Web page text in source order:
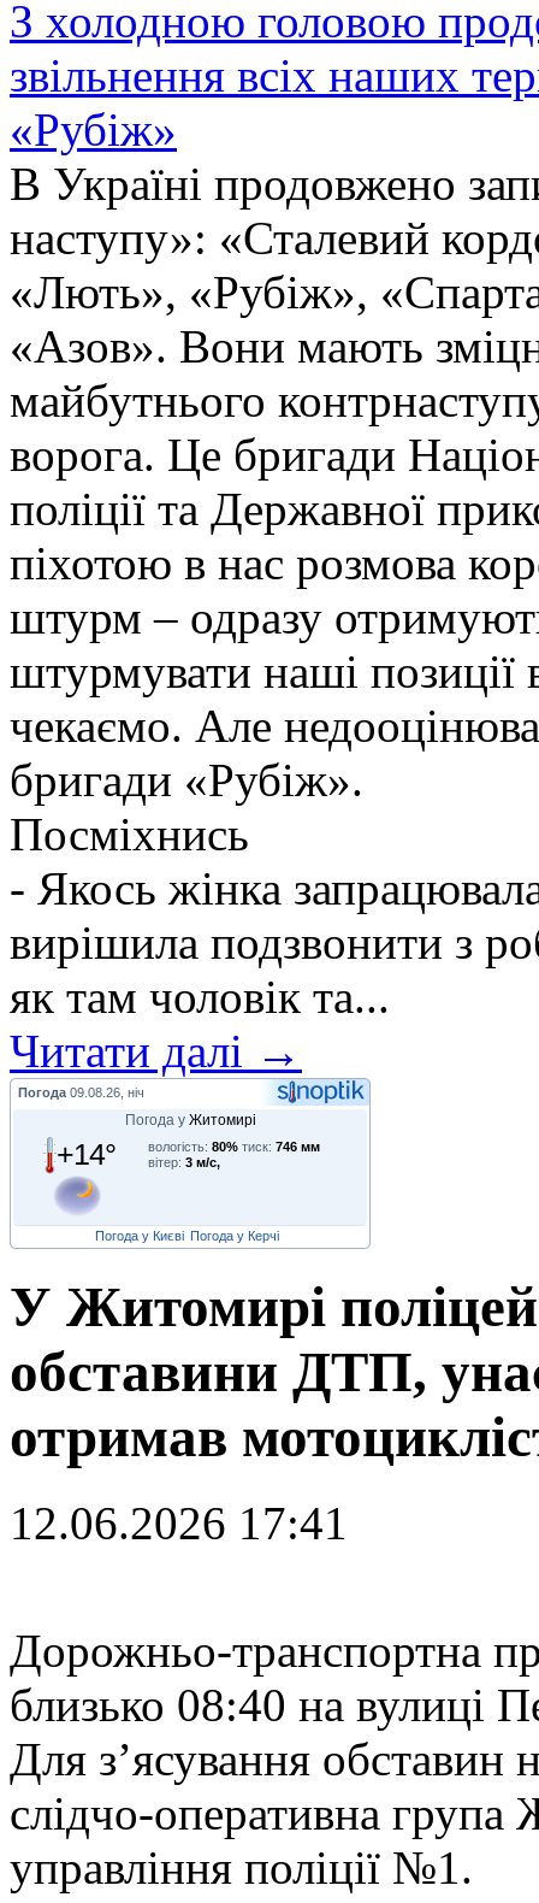
З холодною головою
звільнення всіх наших
«Рубіж»
В Україні продовжено
наступу»: «Сталевий
«Лють», «Рубіж»,
«Азов». Вони мають
майбутнього
ворога. Це бригади
поліції та Державної
піхотою в нас розмова
штурм – одразу
штурмувати наші позиції
чекаємо. Але
бригади «Рубіж».
Посміхнись
- Якось жінка
вирішила подзвонити з
як там чоловік та...
Читати далі →
Погода 09.08.26, ніч
Погода у Житомирі
+14° вологість: 80% тиск: 746 мм
вітер: 3 м/с,
Погода у Києві Погода у Керчі
У Житомирі
обставини ДТП,
отримав
12.06.2026 17:41
Дорожньо-транспортна
близько 08:40 на вулиці
Для з’ясування обставин
слідчо-оперативна
управління поліції №1.